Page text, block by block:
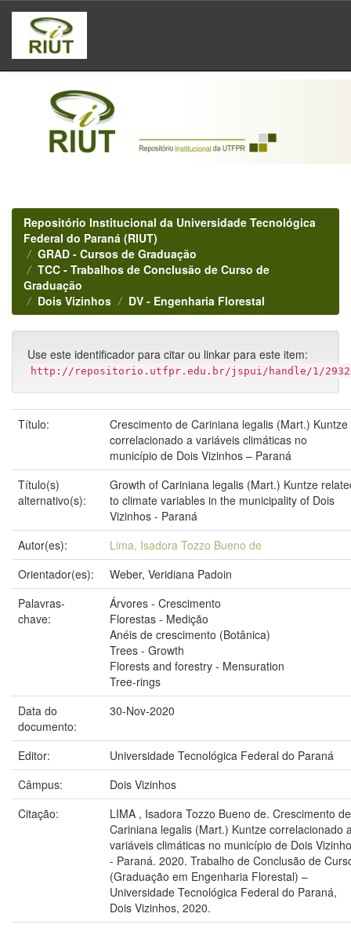
Skip
navigation
Repositório Institucional da Universidade Tecnológica
Federal do Paraná (RIUT)
GRAD - Cursos de Graduação
TCC - Trabalhos de Conclusão de Curso de
Graduação
Dois Vizinhos
DV - Engenharia Florestal
Use este identificador para citar ou linkar para este item:
http://repositorio.utfpr.edu.br/jspui/handle/1/
Título:
Crescimento de Cariniana legalis (Mart.) Kuntze
correlacionado a variáveis climáticas no
município de Dois Vizinhos – Paraná
Título(s)
alternativo(s):
Growth of Cariniana legalis (Mart.) Kuntze
to climate variables in the municipality of Dois
Vizinhos - Paraná
Autor(es):
Lima, Isadora Tozzo Bueno de
Orientador(es):
Weber, Veridiana Padoin
Palavras-
chave:
Árvores - Crescimento
Florestas - Medição
Anéis de crescimento (Botânica)
Trees - Growth
Florests and forestry - Mensuration
Tree-rings
Data do
documento:
30-Nov-2020
Editor:
Universidade Tecnológica Federal do Paraná
Câmpus:
Dois Vizinhos
Citação:
LIMA , Isadora Tozzo Bueno de. Crescimento de
Cariniana legalis (Mart.) Kuntze correlacionado
variáveis climáticas no município de Dois
- Paraná. 2020. Trabalho de Conclusão de
(Graduação em Engenharia Florestal) –
Universidade Tecnológica Federal do Paraná,
Dois Vizinhos, 2020.